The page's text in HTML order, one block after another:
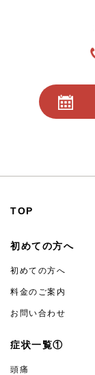
TOP
初めての方へ
初めての方へ
料金のご案内
お問い合わせ
症状一覧①
頭痛